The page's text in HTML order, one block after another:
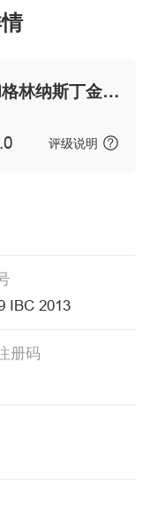
圣文森特和格林纳斯丁金融服务管理局
评级说明
IBC 2013
册码